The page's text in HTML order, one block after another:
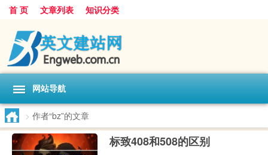
首 页 文章列表 知识分类
网站导航
> 作者“bz”的文章
标致408和508的区别